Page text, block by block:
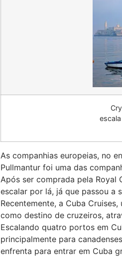
As companhias europeias, no
Pullmantur foi uma das
Após ser comprada pela Royal
escalar por lá, já que passou a
Recentemente, a Cuba
como destino de cruzeiros,
Escalando quatro portos em
principalmente para
enfrenta para entrar em Cuba